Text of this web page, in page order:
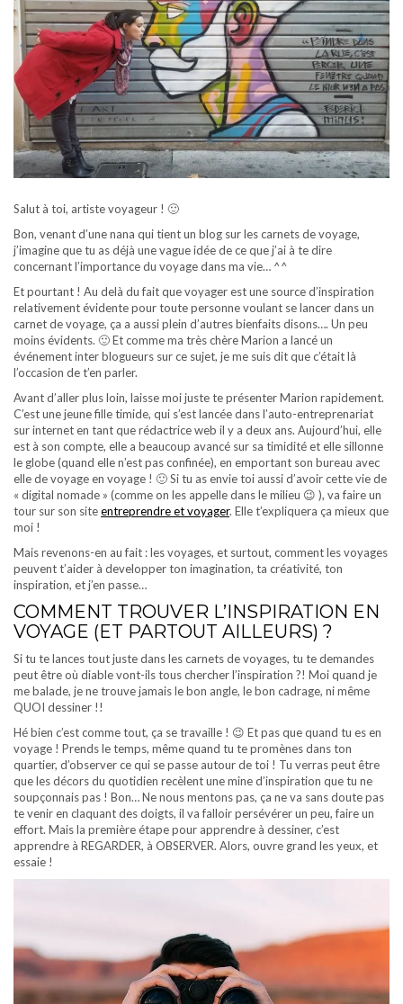
Salut à toi, artiste voyageur ! 🙂
Bon, venant d’une nana qui tient un blog sur les carnets de voyage,
j’imagine que tu as déjà une vague idée de ce que j’ai à te dire
concernant l’importance du voyage dans ma vie… ^^
Et pourtant ! Au delà du fait que voyager est une source d’inspiration
relativement évidente pour toute personne voulant se lancer dans un
carnet de voyage, ça a aussi plein d’autres bienfaits disons…. Un peu
moins évidents. 🙂 Et comme ma très chère Marion a lancé un
événement inter blogueurs sur ce sujet, je me suis dit que c’était là
l’occasion de t’en parler.
Avant d’aller plus loin, laisse moi juste te présenter Marion rapidement.
C’est une jeune fille timide, qui s’est lancée dans l’auto-entreprenariat
sur internet en tant que rédactrice web il y a deux ans. Aujourd’hui, elle
est à son compte, elle a beaucoup avancé sur sa timidité et elle sillonne
le globe (quand elle n’est pas confinée), en emportant son bureau avec
elle de voyage en voyage ! 🙂 Si tu as envie toi aussi d’avoir cette vie de
« digital nomade » (comme on les appelle dans le milieu 😉 ), va faire un
tour sur son siteentreprendre et voyager. Elle t’expliquera ça mieux que
moi !
Mais revenons-en au fait : les voyages, et surtout, comment les voyages
peuvent t’aider à developper ton imagination, ta créativité, ton
inspiration, et j’en passe…
COMMENT TROUVER L’INSPIRATION EN
VOYAGE (ET PARTOUT AILLEURS) ?
Si tu te lances tout juste dans les carnets de voyages, tu te demandes
peut être où diable vont-ils tous chercher l’inspiration ?! Moi quand je
me balade, je ne trouve jamais le bon angle, le bon cadrage, ni même
QUOI dessiner !!
Hé bien c’est comme tout, ça se travaille ! 😉 Et pas que quand tu es en
voyage ! Prends le temps, même quand tu te promènes dans ton
quartier, d’observer ce qui se passe autour de toi ! Tu verras peut être
que les décors du quotidien recèlent une mine d’inspiration que tu ne
soupçonnais pas ! Bon… Ne nous mentons pas, ça ne va sans doute pas
te venir en claquant des doigts, il va falloir persévérer un peu, faire un
effort. Mais la première étape pour apprendre à dessiner, c’est
apprendre à REGARDER, à OBSERVER. Alors, ouvre grand les yeux, et
essaie !